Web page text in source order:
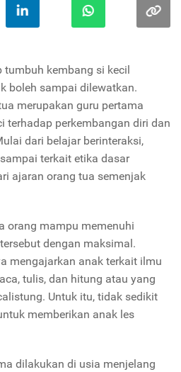
kembang si kecil
boleh sampai dilewatkan.
merupakan guru pertama
terhadap perkembangan diri dan
dari belajar berinteraksi,
terkait etika dasar
ajaran orang tua semenjak
orang mampu memenuhi
dengan maksimal.
mengajarkan anak terkait ilmu
tulis, dan hitung atau yang
Untuk itu, tidak sedikit
memberikan anak les
dilakukan di usia menjelang